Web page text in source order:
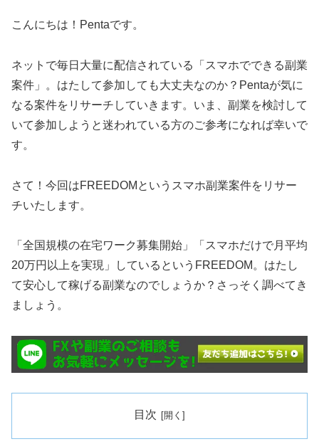
こんにちは！Pentaです。
ネットで毎日大量に配信されている「スマホでできる副業
案件」。はたして参加しても大丈夫なのか？Pentaが気に
なる案件をリサーチしていきます。いま、副業を検討して
いて参加しようと迷われている方のご参考になれば幸いで
す。
さて！今回はFREEDOMというスマホ副業案件をリサー
チいたします。
「全国規模の在宅ワーク募集開始」「スマホだけで月平均
20万円以上を実現」しているというFREEDOM。はたし
て安心して稼げる副業なのでしょうか？さっそく調べてき
ましょう。
目次